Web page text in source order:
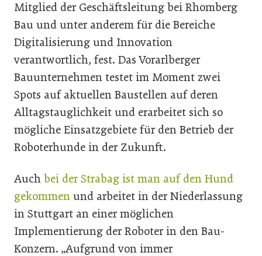
Mitglied der Geschäftsleitung bei Rhomberg
Bau und unter anderem für die Bereiche
Digitalisierung und Innovation
verantwortlich, fest. Das Vorarlberger
Bauunternehmen testet im Moment zwei
Spots auf aktuellen Baustellen auf deren
Alltagstauglichkeit und erarbeitet sich so
mögliche Einsatzgebiete für den Betrieb der
Roboterhunde in der Zukunft.
Auch bei der Strabag ist man auf den Hund
gekommen und arbeitet in der Niederlassung
in Stuttgart an einer möglichen
Implementierung der Roboter in den Bau-
Konzern. „Aufgrund von immer